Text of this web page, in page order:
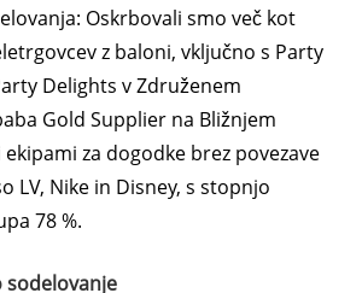
Oskrbovali smo več kot
z baloni, vključno s Party
Delights v Združenem
Gold Supplier na Bližnjem
za dogodke brez povezave
LV, Nike in Disney, s stopnjo
78 %.
sodelovanje